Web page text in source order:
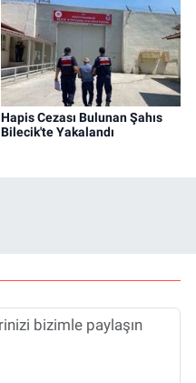
Hapis Cezası Bulunan Şahıs
Bilecik'te Yakalandı